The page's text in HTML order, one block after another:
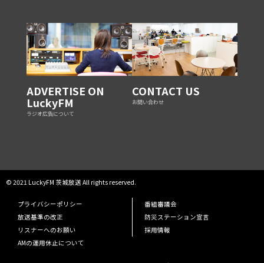
ADVERTISE ON
LuckyFM
ラジオ広告について
CONTACT US
お問い合わせ
© 2021 LuckyFM 茨城放送 All rights reserved.
プライバシーポリシー
番組審議会
放送基準の改正
防災ステーション宣言
リスナーへのお願い
採用情報
AMの運用休止について